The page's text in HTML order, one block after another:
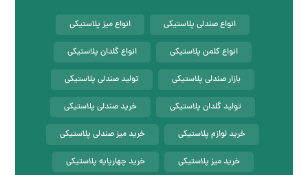
انواع صندلی پلاستیکی انواع میز پلاستیکی
انواع کلمن پلاستیکی انواع گلدان پلاستیکی
بازار صندلی پلاستیکی تولید صندلی پلاستیکی
تولید گلدان پلاستیکی خرید صندلی پلاستیکی
خرید لوازم پلاستیکی خرید میز صندلی پلاستیکی
خرید میز پلاستیکی خرید چهارپایه پلاستیکی